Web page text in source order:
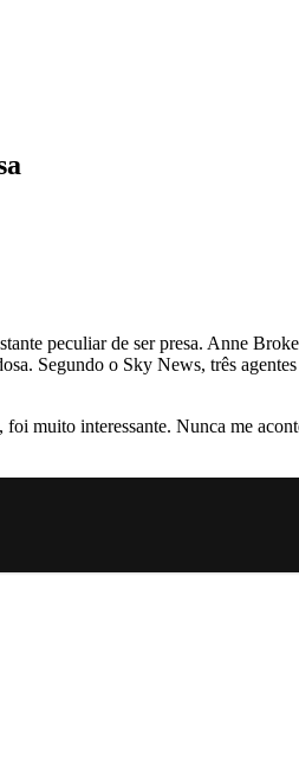
peculiar de ser presa. Anne
Segundo o Sky News, três
muito interessante. Nunca me